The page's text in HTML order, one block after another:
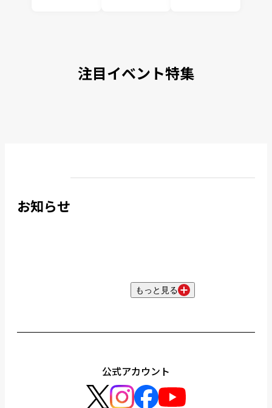
注目イベント特集
お知らせ
もっと見る
公式アカウント